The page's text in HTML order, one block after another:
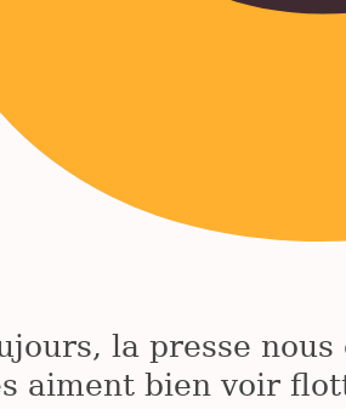
la presse
aiment bien voir